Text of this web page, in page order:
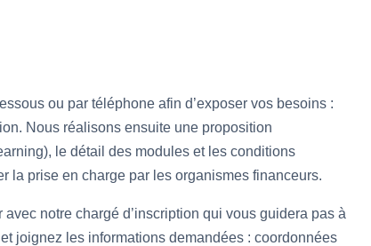
ou par téléphone afin d’exposer vos besoins :
Nous réalisons ensuite une proposition
le détail des modules et les conditions
la prise en charge par les organismes financeurs.
notre chargé d’inscription qui vous guidera pas à
joignez les informations demandées : coordonnées